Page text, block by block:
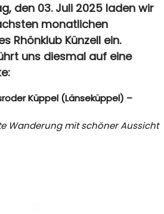
den 03. Juli 2025 laden wir
monatlichen
Rhönklub Künzell ein.
uns diesmal auf eine
Küppel (Länseküppel) –
Wanderung mit schöner Aussicht